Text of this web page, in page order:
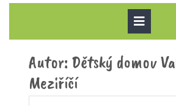
Autor: Dětský domov
Meziříčí